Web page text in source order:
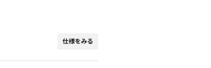
仕様をみる